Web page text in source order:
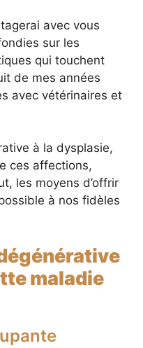
avec vous
sur les
qui touchent
de mes années
avec vétérinaires et
à la dysplasie,
ces affections,
les moyens d’offrir
à nos fidèles
maladie